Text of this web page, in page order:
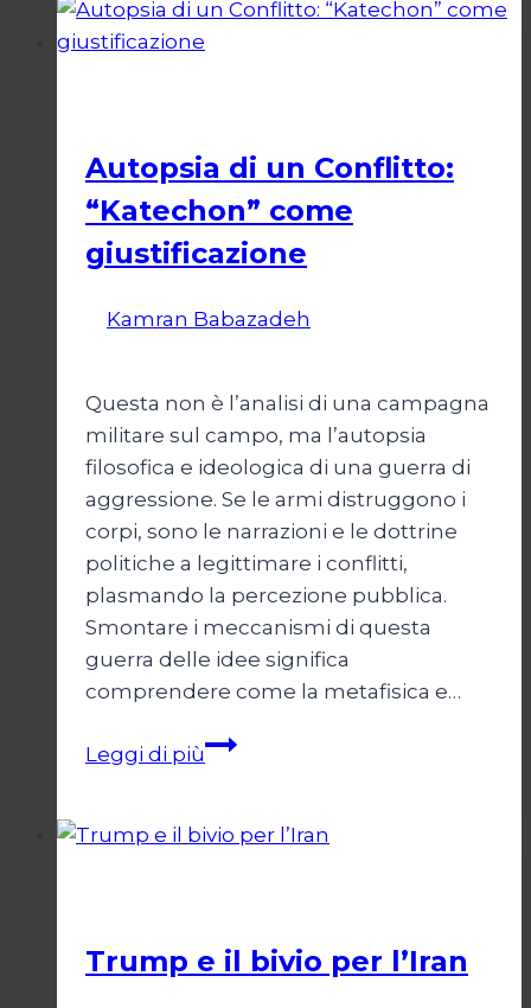
del
Diritto
Autopsia di un Conflitto:
“Katechon” come
giustificazione
Kamran Babazadeh
Questa non è l’analisi di una campagna
militare sul campo, ma l’autopsia
filosofica e ideologica di una guerra di
aggressione. Se le armi distruggono i
corpi, sono le narrazioni e le dottrine
politiche a legittimare i conflitti,
plasmando la percezione pubblica.
Smontare i meccanismi di questa
guerra delle idee significa
comprendere come la metafisica e…
Leggi di piùAutopsia
Conflitto:
Trump e il bivio per l’Iran